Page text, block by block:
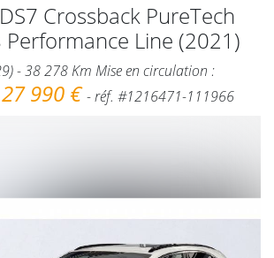
DS7 Crossback PureTech
Performance Line (2021)
- 38 278 Km Mise en circulation :
27 990 €- réf. #1216471-111966